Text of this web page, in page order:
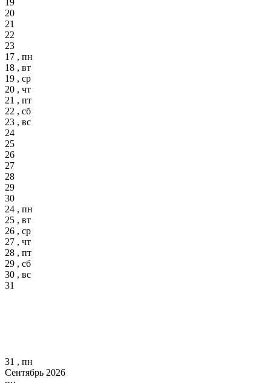
20
21
22
23
17 , пн
18 , вт
19 , ср
20 , чт
21 , пт
22 , сб
23 , вс
24
25
26
27
28
29
30
24 , пн
25 , вт
26 , ср
27 , чт
28 , пт
29 , сб
30 , вс
31
31 , пн
Сентябрь 2026